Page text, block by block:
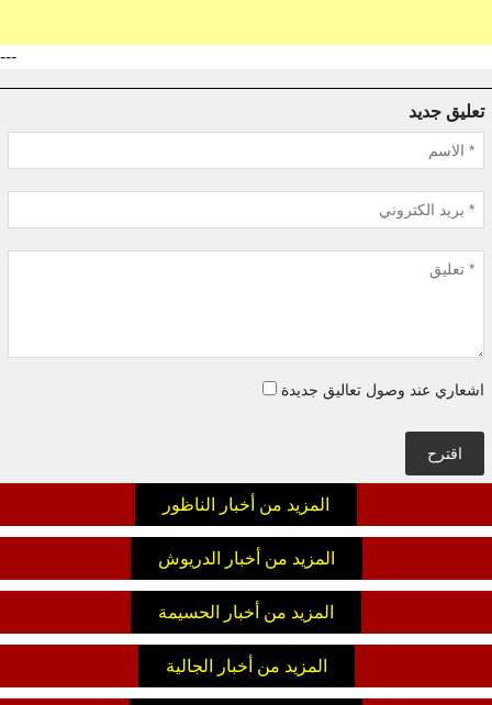
---
تعليق جديد
اشعاري عند وصول تعاليق جديدة
اقترح
المزيد من أخبار الناظور
المزيد من أخبار الدريوش
المزيد من أخبار الحسيمة
المزيد من أخبار الجالية